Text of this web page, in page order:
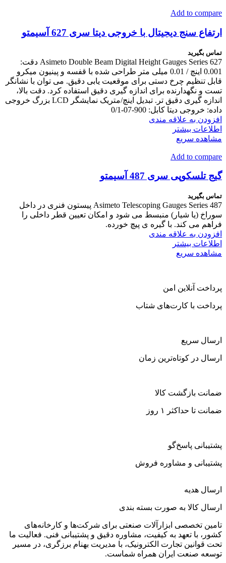
Add to compare
ارتفاع سنج دیجیتال با خروجی دیتا سری 627 آسیمتو
تماس بگیرید
Asimeto Double Beam Digital Height Gauges Series 627 دقت:
0.001 اینچ / 0.01 میلی متر طراحی شده با قفسه و پینیون میکرو
قابل تنظیم چرخ دستی برای موقعیت یابی دقیق. می توان با نشانگر
تست و نگهدارنده برای اندازه گیری دقیق استفاده کرد. دقت بالا،
اندازه گیری دقیق تر. تبدیل اینچ/متریک نمایشگر LCD بزرگ خروجی
داده: خروجی دیتا کابل: 900-07-0/1
افزودن به علاقه مندی
اطلاعات بیشتر
مشاهده سریع
Add to compare
گیج تلسکوپی سری 487 آسیمتو
تماس بگیرید
Asimeto Telescoping Gauges Series 487 پیستون فنری در داخل
سوراخ (یا شیار) منبسط می شود و امکان تعیین قطر داخلی را
فراهم می کند. با گیره ی پیچ خورده.
افزودن به علاقه مندی
اطلاعات بیشتر
مشاهده سریع
پرداخت آنلاین امن
پرداخت با کارت‌های شتاب
ارسال سریع
ارسال در کوتاه‌ترین زمان
ضمانت بازگشت کالا
ضمانت تا حداکثر ۱ روز
پشتیبانی پاسخ‌گو
پشتیبانی و مشاوره فروش
ارسال هدیه
ارسال کالا به صورت بسته بندی
تامین تخصصی ابزارآلات صنعتی برای شرکت‌ها و کارخانه‌های
کشور، با تعهد به کیفیت، مشاوره دقیق و پشتیبانی فنی. فعالیت ما
تحت قوانین تجارت الکترونیک، با مدیریت بهنام برزگری، در مسیر
توسعه صنعت ایران همراه شماست.